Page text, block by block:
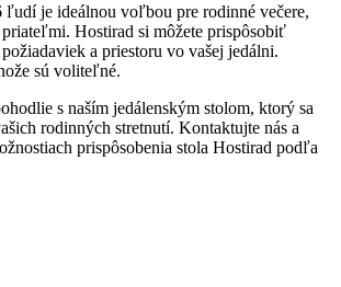
ľudí je ideálnou voľbou pre rodinné večere,
Hostirad si môžete prispôsobiť
a priestoru vo vašej jedálni.
sú voliteľné.
s naším jedálenským stolom, ktorý sa
rodinných stretnutí. Kontaktujte nás a
prispôsobenia stola Hostirad podľa